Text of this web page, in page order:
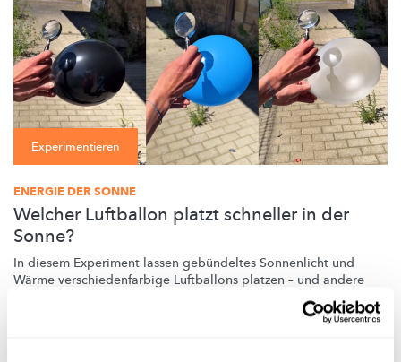
Experimentieren
ENERGIE DER SONNE
Welcher Luftballon platzt schneller in der
Sonne?
In diesem Experiment lassen gebündeltes Sonnenlicht und
Wärme verschiedenfarbige Luftballons platzen – und andere